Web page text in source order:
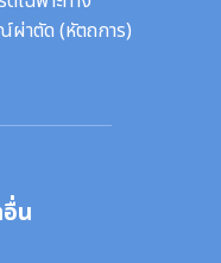
ผ่าตัด (หัตถการ)
น